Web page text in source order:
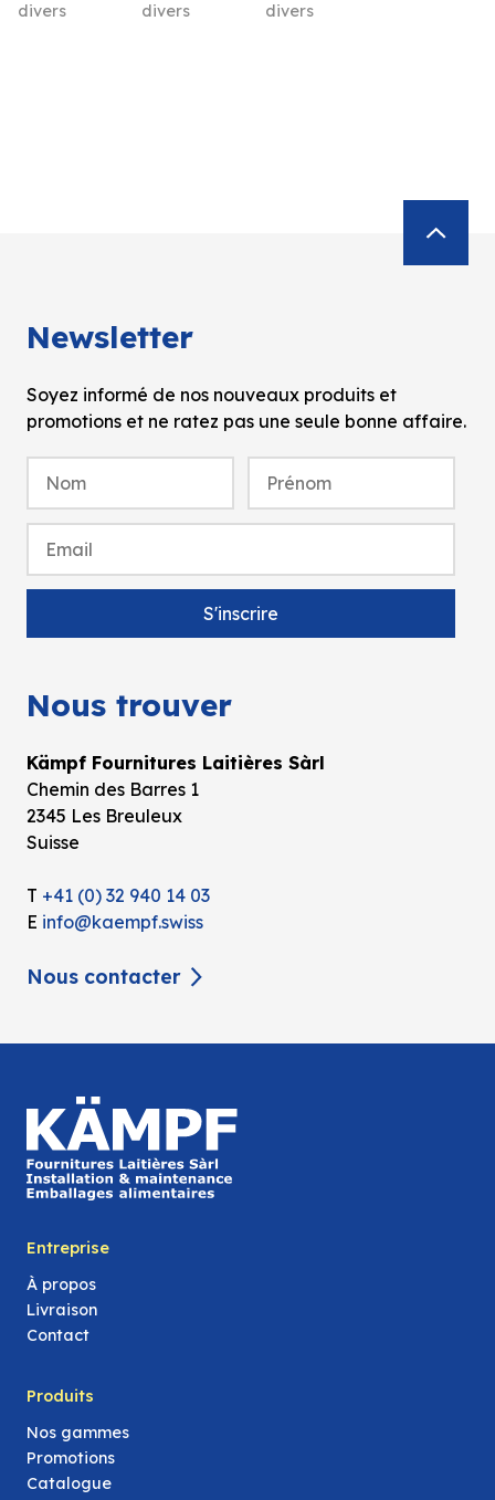
divers
divers
divers
Newsletter
Soyez informé de nos nouveaux produits et
promotions et ne ratez pas une seule bonne affaire.
Nous trouver
Kämpf Fournitures Laitières Sàrl
Chemin des Barres 1
2345 Les Breuleux
Suisse
T +41 (0) 32 940 14 03
E info@kaempf.swiss
Nous contacter
Entreprise
À propos
Livraison
Contact
Produits
Nos gammes
Promotions
Catalogue